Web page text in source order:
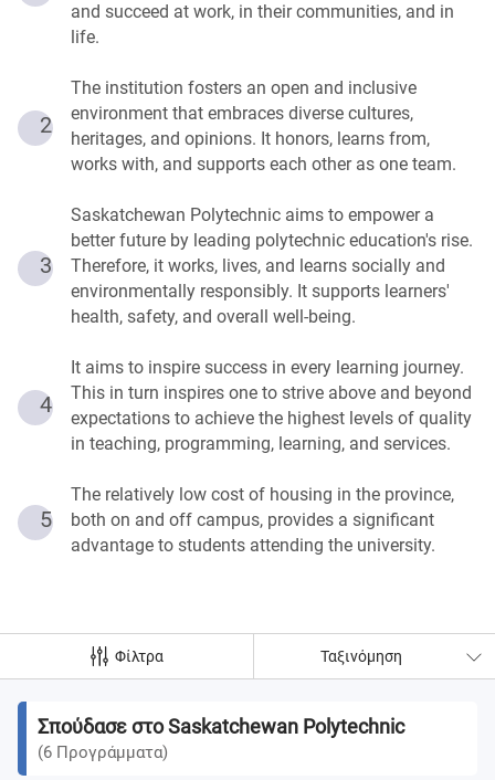
and succeed at work, in their communities, and in
life.
2
The institution fosters an open and inclusive
environment that embraces diverse cultures,
heritages, and opinions. It honors, learns from,
works with, and supports each other as one team.
3
Saskatchewan Polytechnic aims to empower a
better future by leading polytechnic education's rise.
Therefore, it works, lives, and learns socially and
environmentally responsibly. It supports learners'
health, safety, and overall well-being.
4
It aims to inspire success in every learning journey.
This in turn inspires one to strive above and beyond
expectations to achieve the highest levels of quality
in teaching, programming, learning, and services.
5
The relatively low cost of housing in the province,
both on and off campus, provides a significant
advantage to students attending the university.
Φίλτρα Ταξινόμηση
Σπούδασε στο Saskatchewan Polytechnic
(6 Προγράμματα)